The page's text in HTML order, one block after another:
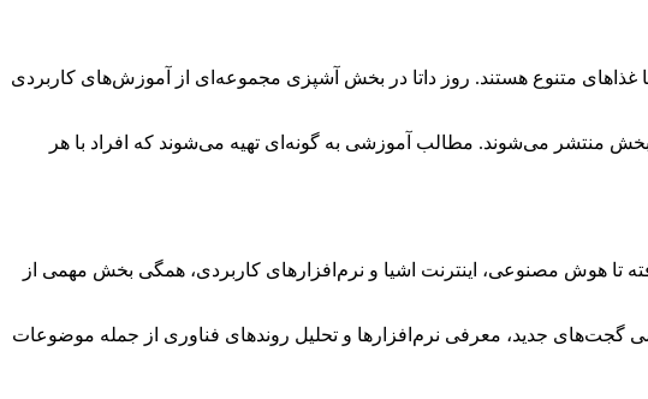
غذاهای متنوع هستند. روز داتا در بخش آشپزی مجموعه‌ای از آموزش‌های کاربردی
بخش منتشر می‌شوند. مطالب آموزشی به گونه‌ای تهیه می‌شوند که افراد با هر
هوش مصنوعی، اینترنت اشیا و نرم‌افزارهای کاربردی، همگی بخش مهمی از
گجت‌های جدید، معرفی نرم‌افزارها و تحلیل روندهای فناوری از جمله موضوعات